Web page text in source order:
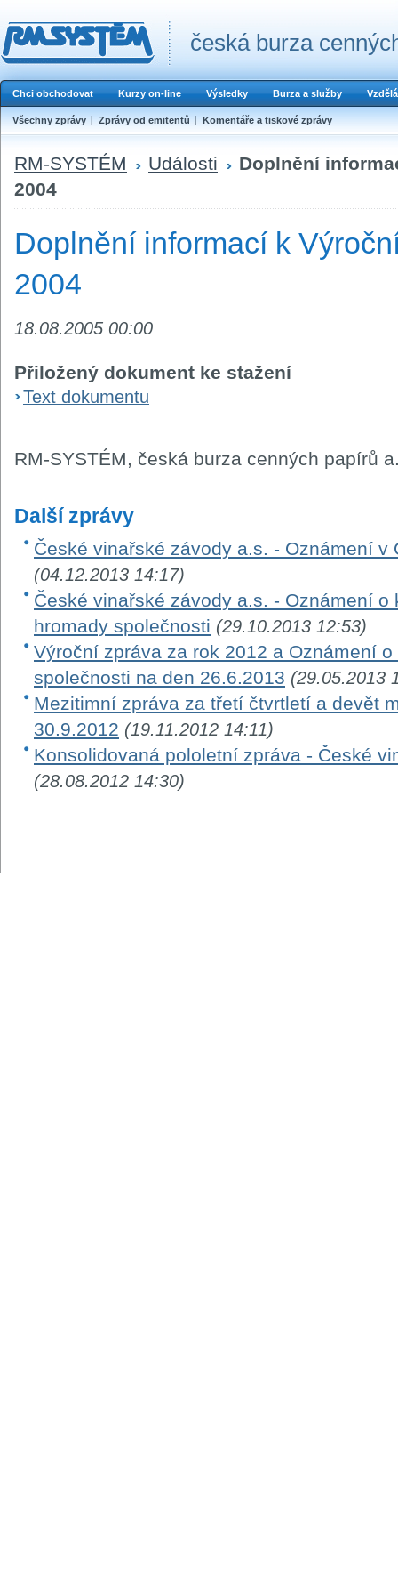
česká burza
Chci obchodovat Kurzy on-line Výsledky Burza a služby
Všechny zprávy Zprávy od emitentů Komentáře a tiskové zprávy
RM-SYSTÉM Události
Doplnění
2004
Doplnění informací k
2004
18.08.2005 00:00
Přiložený dokument ke stažení
Text dokumentu
RM-SYSTÉM, česká burza cenných papírů
Další zprávy
České vinařské závody a.s. - Oznámení v
(04.12.2013 14:17)
České vinařské závody a.s. - Oznámení
hromady společnosti (29.10.2013 12:53)
Výroční zpráva za rok 2012 a Oznámení
společnosti na den 26.6.2013 (29.05.2013
Mezitimní zpráva za třetí čtvrtletí a devět
30.9.2012 (19.11.2012 14:11)
Konsolidovaná pololetní zpráva - České
(28.08.2012 14:30)